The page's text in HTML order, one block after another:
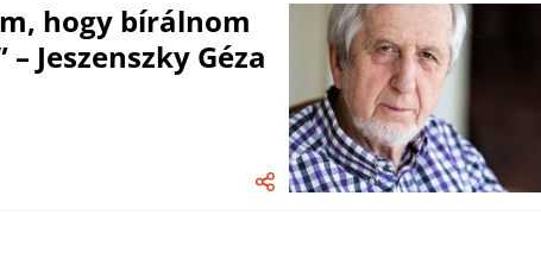
hogy bírálnom
Jeszenszky Géza